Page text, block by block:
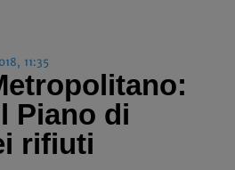
11:35
Piano di
rifiuti